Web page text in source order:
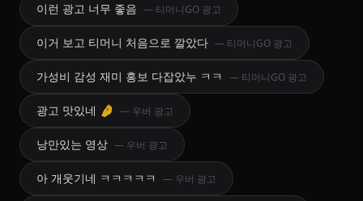
이런 광고 너무 좋음 — 티머니GO 광고
이거 보고 티머니 처음으로 깔았다 — 티머니GO 광고
가성비 감성 재미 홍보 다잡았누 ㅋㅋ — 티머니GO 광고
광고 맛있네 🤌 — 우버 광고
낭만있는 영상 — 우버 광고
아 개웃기네 ㅋㅋㅋㅋㅋ — 우버 광고